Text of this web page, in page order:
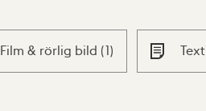
Film & rörlig bild (1) Text